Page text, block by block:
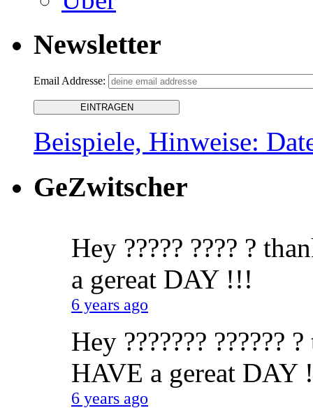
Newsletter
Email Addresse:
Beispiele, Hinweise:
GeZwitscher
Hey ????? ???? ?
a gereat DAY !!!
6 years ago
Hey ???????
HAVE a gereat DAY
6 years ago